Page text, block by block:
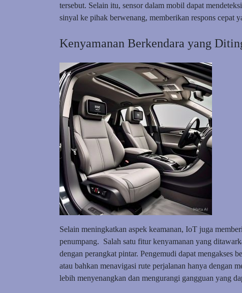
tersebut. Selain itu, sensor dalam mobil dapat
sinyal ke pihak berwenang, memberikan respons cepat
Kenyamanan Berkendara yang
Selain meningkatkan aspek keamanan, IoT juga
penumpang. Salah satu fitur kenyamanan yang
dengan perangkat pintar. Pengemudi dapat mengakses
atau bahkan menavigasi rute perjalanan hanya dengan
lebih menyenangkan dan mengurangi gangguan yang